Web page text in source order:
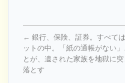
← 銀行、保険、証券。すべて
ットの中。「紙の通帳がない」
とが、遺された家族を地獄に突
落とす